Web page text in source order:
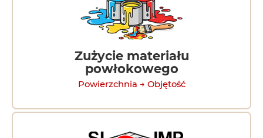
Zużycie materiału
powłokowego
Powierzchnia → Objętość